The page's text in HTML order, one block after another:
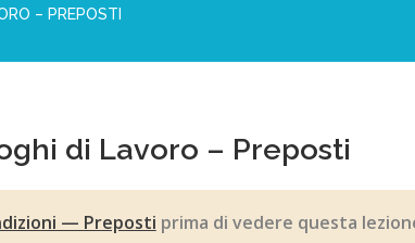
– PREPOSTI
di Lavoro – Preposti
— Preposti prima di vedere questa